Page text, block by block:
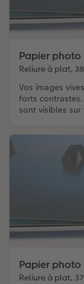
Papier
Reliure à plat,
Vos images
forts
sont visibles
Papier photo
Reliure à plat,